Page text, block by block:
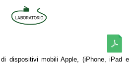
dispositivi mobili Apple, (iPhone, iPad e